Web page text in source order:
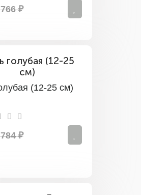
766 ₽
(12-25 см)
784 ₽